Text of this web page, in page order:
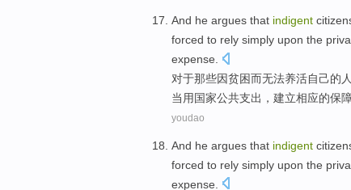
And he argues that indigent
forced to rely simply upon the
expense
对于那些因贫困而无法养活自己的 人
当 用 国家公共支出，建立相应的保
youdao
And he argues that indigent
forced to rely simply upon the
expense